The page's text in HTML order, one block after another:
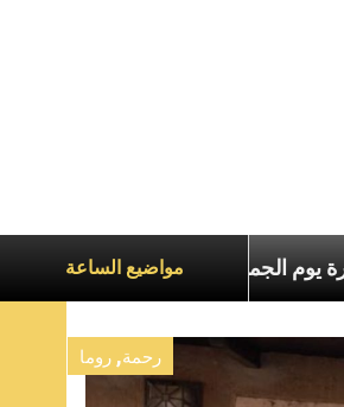
مواضيع الساعة
عناوين نشرة يوم الجمعة 7 آب 2026: السلام يُبنى بصبر يومًا بعد يوم
رحمة, روما